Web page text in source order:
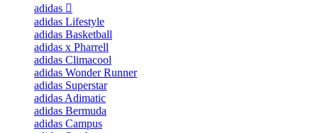
adidas
adidas Lifestyle
adidas Basketball
adidas x Pharrell
adidas Climacool
adidas Wonder Runner
adidas Superstar
adidas Adimatic
adidas Bermuda
adidas Campus